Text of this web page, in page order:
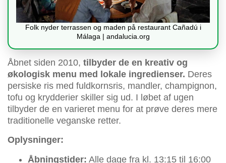
Folk nyder terrassen og maden på restaurant Cañadú i
Málaga | andalucia.org
Åbnet siden 2010, tilbyder de en kreativ og
økologisk menu med lokale ingredienser. Deres
persiske ris med fuldkornsris, mandler, champignon,
tofu og krydderier skiller sig ud. I løbet af ugen
tilbyder de en varieret menu for at prøve deres mere
traditionelle veganske retter.
Oplysninger:
Åbningstider: Alle dage fra kl. 13:15 til 16:00